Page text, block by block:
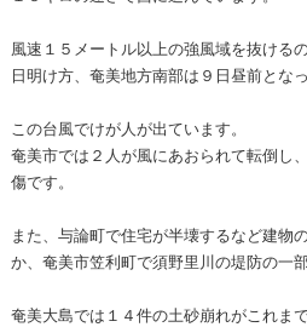
風速１５メートル以上の強風域を抜ける
日明け方、奄美地方南部は９日昼前となっ
この台風でけが人が出ています。
奄美市では２人が風にあおられて転倒し
傷です。
また、与論町で住宅が半壊するなど建物
か、奄美市笠利町で須野里川の堤防の一
奄美大島では１４件の土砂崩れがこれま